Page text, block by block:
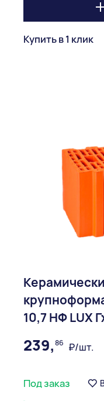
Купить в 1 клик
10,7 НФ LUX
239,86 ₽/шт.
Под заказ